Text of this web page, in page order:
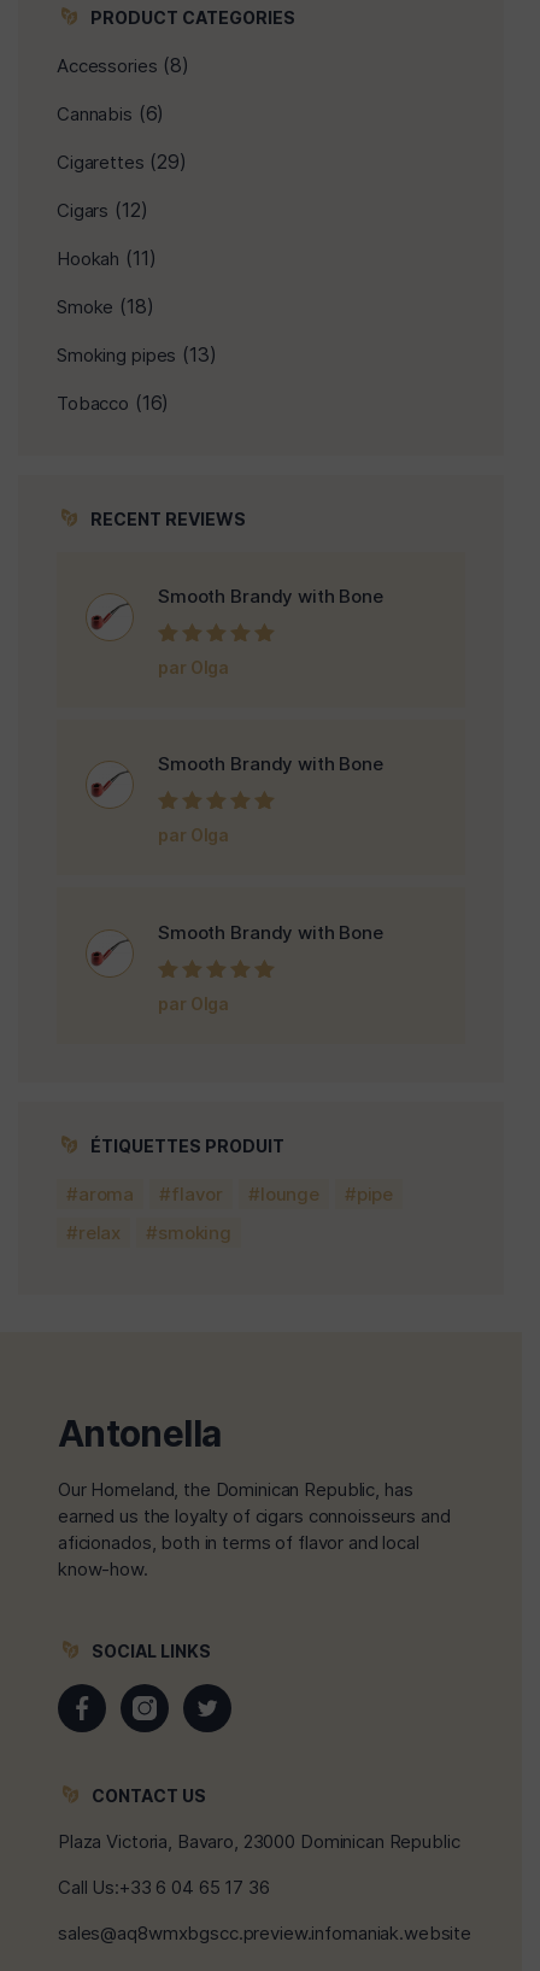
PRODUCT CATEGORIES
Accessories (8)
Cannabis (6)
Cigarettes (29)
Cigars (12)
Hookah (11)
Smoke (18)
Smoking pipes (13)
Tobacco (16)
RECENT REVIEWS
Smooth Brandy with Bone
Note5sur 5
par Olga
Smooth Brandy with Bone
Note5sur 5
par Olga
Smooth Brandy with Bone
Note5sur 5
par Olga
ÉTIQUETTES PRODUIT
aroma flavor lounge
pipe
relax
smoking
Antonella
Our Homeland, the Dominican Republic, has
earned us the loyalty of cigars connoisseurs and
aficionados, both in terms of flavor and local
know-how.
SOCIAL LINKS
CONTACT US
Plaza Victoria, Bavaro, 23000 Dominican Republic
Call Us:+33 6 04 65 17 36
sales@aq8wmxbgscc.preview.infomaniak.website